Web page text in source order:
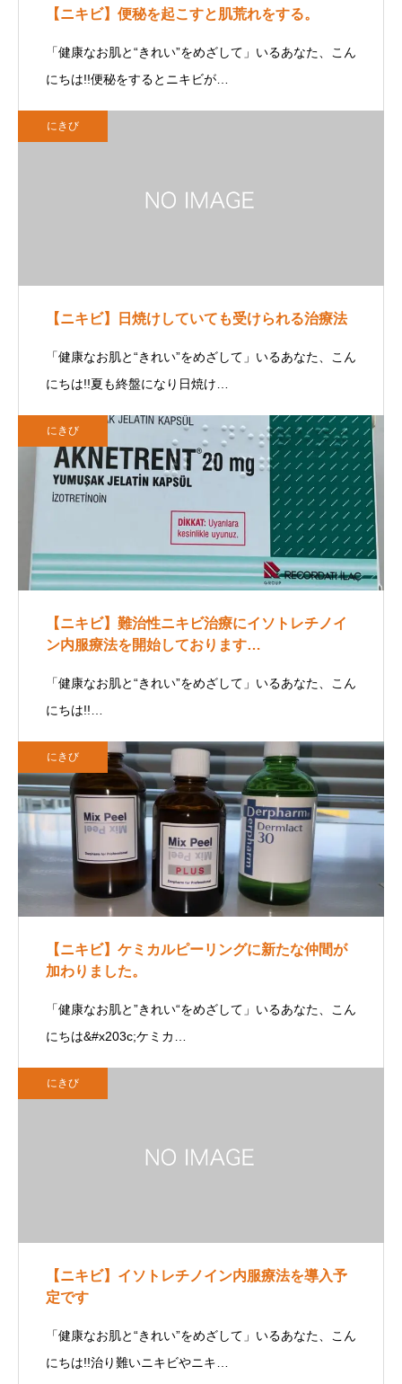
【ニキビ】便秘を起こすと肌荒れをする。
「健康なお肌と“きれい”をめざして」いるあなた、こん
にちは!!便秘をするとニキビが…
にきび
【ニキビ】日焼けしていても受けられる治療法
「健康なお肌と“きれい”をめざして」いるあなた、こん
にちは!!夏も終盤になり日焼け…
にきび
【ニキビ】難治性ニキビ治療にイソトレチノイ
ン内服療法を開始しております…
「健康なお肌と“きれい”をめざして」いるあなた、こん
にちは!!…
にきび
【ニキビ】ケミカルピーリングに新たな仲間が
加わりました。
「健康なお肌と”きれい“をめざして」いるあなた、こん
にちは&#x203c;︎ケミカ…
にきび
【ニキビ】イソトレチノイン内服療法を導入予
定です
「健康なお肌と“きれい”をめざして」いるあなた、こん
にちは!!治り難いニキビやニキ…